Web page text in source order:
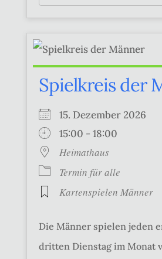
Spielkreis der
15. Dezember 2026
15:00 - 18:00
Heimathaus
Termin für alle
Kartenspielen Männer
Die Männer spielen jeden
dritten Dienstag im Monat